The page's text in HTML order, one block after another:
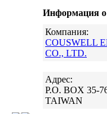
Информация о
Компания:
COUSWELL
CO., LTD.
Адрес:
P.O. BOX 35-
TAIWAN